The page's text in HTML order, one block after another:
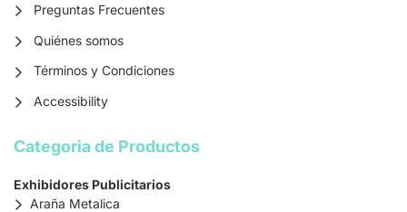
Preguntas Frecuentes
Quiénes somos
Términos y Condiciones
Accessibility
Categoria de Productos
Exhibidores Publicitarios
Araña Metalica